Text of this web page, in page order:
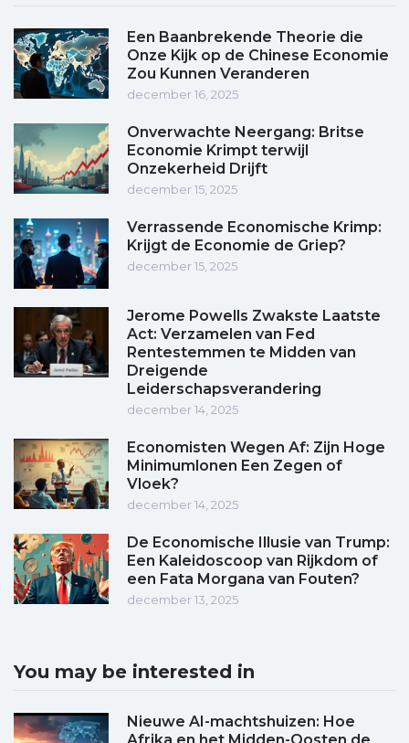
Een Baanbrekende Theorie die
Onze Kijk op de Chinese Economie
Zou Kunnen Veranderen
december 16, 2025
Onverwachte Neergang: Britse
Economie Krimpt terwijl
Onzekerheid Drijft
december 15, 2025
Verrassende Economische Krimp:
Krijgt de Economie de Griep?
december 15, 2025
Jerome Powells Zwakste Laatste
Act: Verzamelen van Fed
Rentestemmen te Midden van
Dreigende
Leiderschapsverandering
december 14, 2025
Economisten Wegen Af: Zijn Hoge
Minimumlonen Een Zegen of
Vloek?
december 14, 2025
De Economische Illusie van Trump:
Een Kaleidoscoop van Rijkdom of
een Fata Morgana van Fouten?
december 13, 2025
You may be interested in
Nieuwe AI-machtshuizen: Hoe